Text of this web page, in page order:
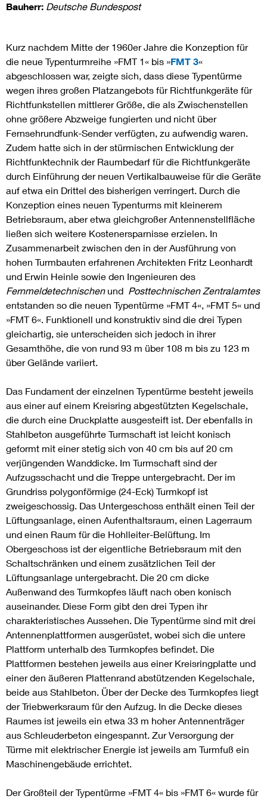
Bauherr: Deutsche Bundespost
Kurz nachdem Mitte der 1960er Jahre die Konzeption für
die neue Typenturmreihe »FMT 1« bis »FMT 3«
abgeschlossen war, zeigte sich, dass diese Typentürme
wegen ihres großen Platzangebots für Richtfunkgeräte für
Richtfunkstellen mittlerer Größe, die als Zwischenstellen
ohne größere Abzweige fungierten und nicht über
Fernsehrundfunk-Sender verfügten, zu aufwendig waren.
Zudem hatte sich in der stürmischen Entwicklung der
Richtfunktechnik der Raumbedarf für die Richtfunkgeräte
durch Einführung der neuen Vertikalbauweise für die Geräte
auf etwa ein Drittel des bisherigen verringert. Durch die
Konzeption eines neuen Typenturms mit kleinerem
Betriebsraum, aber etwa gleichgroßer Antennenstellfläche
ließen sich weitere Kostenersparnisse erzielen. In
Zusammenarbeit zwischen den in der Ausführung von
hohen Turmbauten erfahrenen Architekten Fritz Leonhardt
und Erwin Heinle sowie den Ingenieuren des
Fernmeldetechnischenund Posttechnischen Zentralamtes
entstanden so die neuen Typentürme »FMT 4«, »FMT 5« und
»FMT 6«. Funktionell und konstruktiv sind die drei Typen
gleichartig, sie unterscheiden sich jedoch in ihrer
Gesamthöhe, die von rund 93 m über 108 m bis zu 123 m
über Gelände variiert.
Das Fundament der einzelnen Typentürme besteht jeweils
aus einer auf einem Kreisring abgestützten Kegelschale,
die durch eine Druckplatte ausgesteift ist. Der ebenfalls in
Stahlbeton ausgeführte Turmschaft ist leicht konisch
geformt mit einer stetig sich von 40 cm bis auf 20 cm
verjüngenden Wanddicke. Im Turmschaft sind der
Aufzugsschacht und die Treppe untergebracht. Der im
Grundriss polygonförmige (24-Eck) Turmkopf ist
zweigeschossig. Das Untergeschoss enthält einen Teil der
Lüftungsanlage, einen Aufenthaltsraum, einen Lagerraum
und einen Raum für die Hohlleiter-Belüftung. Im
Obergeschoss ist der eigentliche Betriebsraum mit den
Schaltschränken und einem zusätzlichen Teil der
Lüftungsanlage untergebracht. Die 20 cm dicke
Außenwand des Turmkopfes läuft nach oben konisch
auseinander. Diese Form gibt den drei Typen ihr
charakteristisches Aussehen. Die Typentürme sind mit drei
Antennenplattformen ausgerüstet, wobei sich die untere
Plattform unterhalb des Turmkopfes befindet. Die
Plattformen bestehen jeweils aus einer Kreisringplatte und
einer den äußeren Plattenrand abstützenden Kegelschale,
beide aus Stahlbeton. Über der Decke des Turmkopfes liegt
der Triebwerksraum für den Aufzug. In die Decke dieses
Raumes ist jeweils ein etwa 33 m hoher Antennenträger
aus Schleuderbeton eingespannt. Zur Versorgung der
Türme mit elektrischer Energie ist jeweils am Turmfuß ein
Maschinengebäude errichtet.
Der Großteil der Typentürme »FMT 4« bis »FMT 6« wurde für